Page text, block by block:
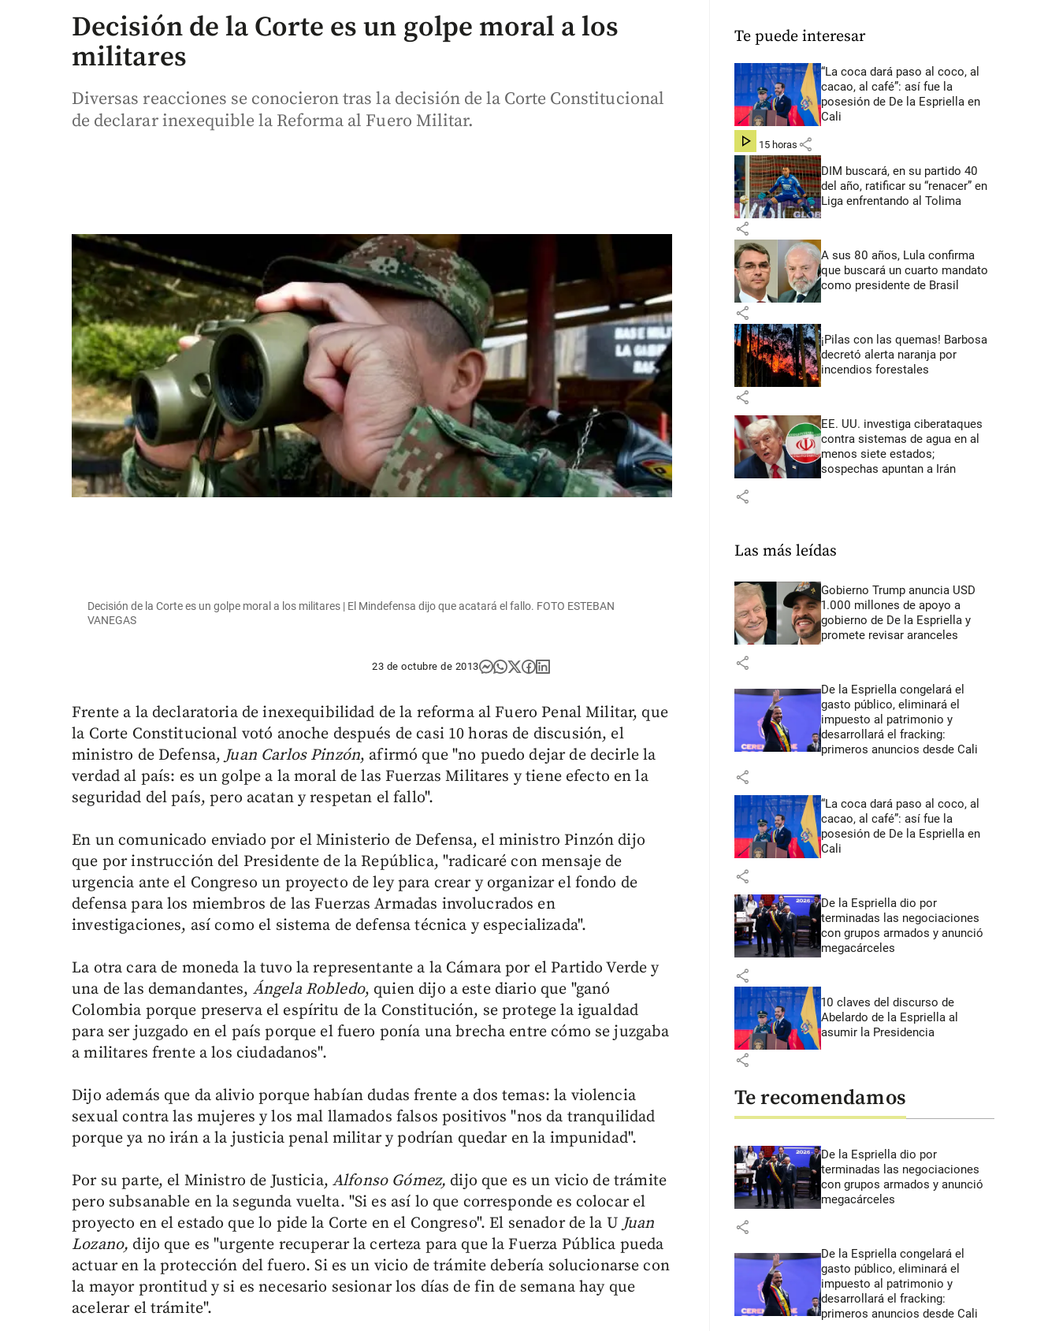
Decisión de la Corte es un golpe moral a los
militares
Diversas reacciones se conocieron tras la decisión de la Corte Constitucional
de declarar inexequible la Reforma al Fuero Militar.
Decisión de la Corte es un golpe moral a los militares | El Mindefensa dijo que acatará el fallo. FOTO ESTEBAN
VANEGAS
23 de octubre de 2013
Frente a la declaratoria de inexequibilidad de la reforma al Fuero Penal Militar, que
la Corte Constitucional votó anoche después de casi 10 horas de discusión, el
ministro de Defensa,Juan Carlos Pinzón, afirmó que "no puedo dejar de decirle la
verdad al país: es un golpe a la moral de las Fuerzas Militares y tiene efecto en la
seguridad del país, pero acatan y respetan el fallo".
En un comunicado enviado por el Ministerio de Defensa, el ministro Pinzón dijo
que por instrucción del Presidente de la República, "radicaré con mensaje de
urgencia ante el Congreso un proyecto de ley para crear y organizar el fondo de
defensa para los miembros de las Fuerzas Armadas involucrados en
investigaciones, así como el sistema de defensa técnica y especializada".
La otra cara de moneda la tuvo la representante a la Cámara por el Partido Verde y
una de las demandantes, Ángela Robledo, quien dijo a este diario que "ganó
Colombia porque preserva el espíritu de la Constitución, se protege la igualdad
para ser juzgado en el país porque el fuero ponía una brecha entre cómo se juzgaba
a militares frente a los ciudadanos".
Dijo además que da alivio porque habían dudas frente a dos temas: la violencia
sexual contra las mujeres y los mal llamados falsos positivos "nos da tranquilidad
porque ya no irán a la justicia penal militar y podrían quedar en la impunidad".
Por su parte, el Ministro de Justicia,Alfonso Gómez, dijo que es un vicio de trámite
pero subsanable en la segunda vuelta. "Si es así lo que corresponde es colocar el
proyecto en el estado que lo pide la Corte en el Congreso". El senador de la UJuan
Lozano, dijo que es "urgente recuperar la certeza para que la Fuerza Pública pueda
actuar en la protección del fuero. Si es un vicio de trámite debería solucionarse con
la mayor prontitud y si es necesario sesionar los días de fin de semana hay que
acelerar el trámite".
Te puede interesar
“La coca dará paso al coco, al
cacao, al café”: así fue la
posesión de De la Espriella en
Cali
hace 15 horas share
DIM buscará, en su partido 40
del año, ratificar su “renacer” en
Liga enfrentando al Tolima
share
A sus 80 años, Lula confirma
que buscará un cuarto mandato
como presidente de Brasil
share
¡Pilas con las quemas! Barbosa
decretó alerta naranja por
incendios forestales
share
EE. UU. investiga ciberataques
contra sistemas de agua en al
menos siete estados;
sospechas apuntan a Irán
share
Las más leídas
Gobierno Trump anuncia USD
1.000 millones de apoyo a
gobierno de De la Espriella y
promete revisar aranceles
share
De la Espriella congelará el
gasto público, eliminará el
impuesto al patrimonio y
desarrollará el fracking:
primeros anuncios desde Cali
share
“La coca dará paso al coco, al
cacao, al café”: así fue la
posesión de De la Espriella en
Cali
share
De la Espriella dio por
terminadas las negociaciones
con grupos armados y anunció
megacárceles
share
10 claves del discurso de
Abelardo de la Espriella al
asumir la Presidencia
share
Te recomendamos
De la Espriella dio por
terminadas las negociaciones
con grupos armados y anunció
megacárceles
share
De la Espriella congelará el
gasto público, eliminará el
impuesto al patrimonio y
desarrollará el fracking:
primeros anuncios desde Cali